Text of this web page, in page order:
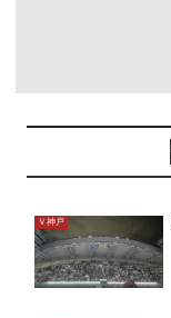
Ｖ神戸